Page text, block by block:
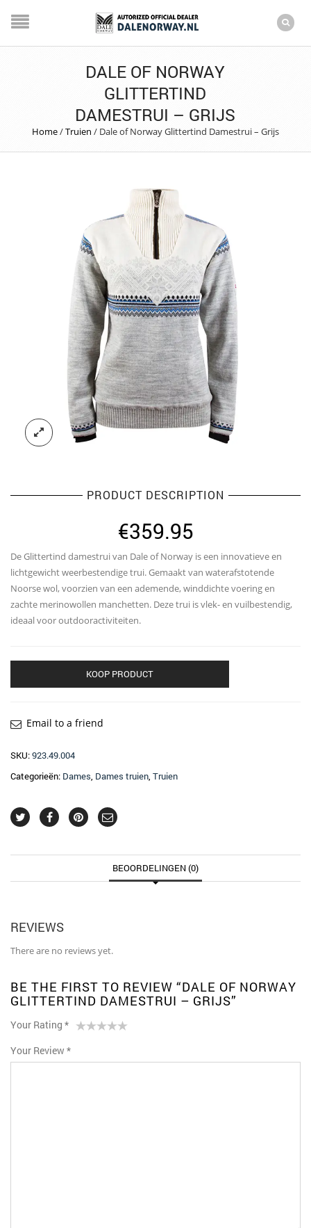
DALE OF NORWAY
GLITTERTIND
DAMESTRUI – GRIJS
Home/Truien / Dale of Norway Glittertind Damestrui – Grijs
PRODUCT DESCRIPTION
€359.95
De Glittertind damestrui van Dale of Norway is een innovatieve en
lichtgewicht weerbestendige trui. Gemaakt van waterafstotende
Noorse wol, voorzien van een ademende, winddichte voering en
zachte merinowollen manchetten. Deze trui is vlek- en vuilbestendig,
ideaal voor outdooractiviteiten.
KOOP PRODUCT
Email to a friend
SKU:923.49.004
Categorieën: Dames, Dames truien, Truien
BEOORDELINGEN (0)
REVIEWS
There are no reviews yet.
BE THE FIRST TO REVIEW “DALE OF NORWAY
GLITTERTIND DAMESTRUI – GRIJS”
Your Rating *
van
van
de 5
sterren
sterren
Your Review *